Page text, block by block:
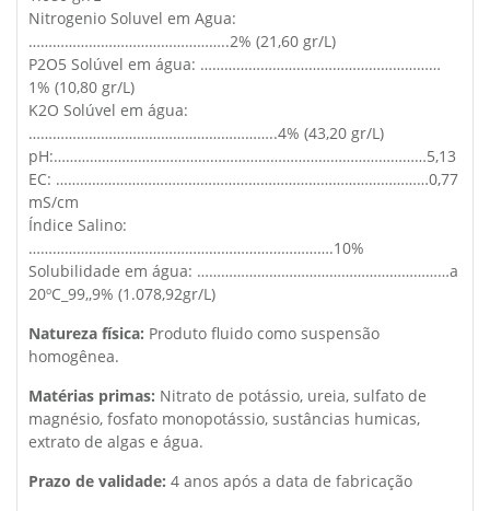
Nitrogenio Soluvel em Agua:
…………………………………………..2% (21,60 gr/L)
P2O5 Solúvel em água: ……………………………………………………
1% (10,80 gr/L)
K2O Solúvel em água:
……………………………………………………..4% (43,20 gr/L)
pH:…………………………………………………………………………………5,13
EC: …………………………………………………………………………………0,77
mS/cm
Índice Salino:
………………………………………………………………….10%
Solubilidade em água: ………………………………………………………a
20ºC_99,,9% (1.078,92gr/L)
Natureza física: Produto fluido como suspensão
homogênea.
Matérias primas: Nitrato de potássio, ureia, sulfato de
magnésio, fosfato monopotássio, sustâncias humicas,
extrato de algas e água.
Prazo de validade: 4 anos após a data de fabricação